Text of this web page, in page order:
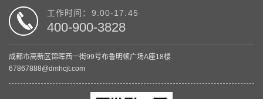
工作时间：9:00-17:45
400-900-3828
成都市高新区锦晖西一街99号布鲁明顿广场A座18楼
67867888@dmhcjt.com